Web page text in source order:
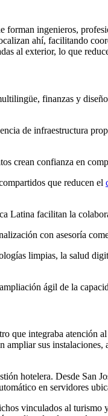
ingenieros,
ahí, facilitando
al exterior, lo que
finanzas y
de infraestructura
crean confianza en
que reducen el
Latina facilitan la
con asesoría
limpias, la salud
ágil de la
que integraba atención
sus
hotelera. Desde San
en servidores
vinculados al turismo